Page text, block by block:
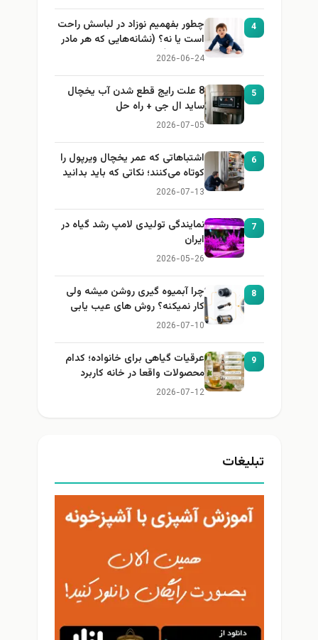
4
چطور بفهمیم نوزاد در لباسش راحت
است یا نه؟ (نشانه‌هایی که هر مادر
باید بداند)
2026-06-24
5
8 علت رایج قطع شدن آب یخچال
ساید ال جی + راه حل
2026-07-05
6
اشتباهاتی که عمر یخچال ویرپول را
کوتاه می‌کنند؛ نکاتی که باید بدانید
2026-07-13
7
نمایندگی تولیدی لامپ رشد گیاه در
ایران
2026-05-26
8
چرا آبمیوه گیری روشن میشه ولی
کار نمیکنه؟ روش های عیب یابی
2026-07-10
9
عرقیات گیاهی برای خانواده؛ کدام
محصولات واقعا در خانه کاربرد
دارند؟
2026-07-12
تبلیغات